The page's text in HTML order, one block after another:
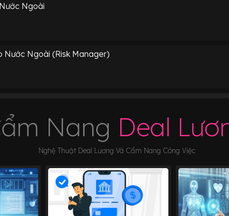
Ngoài
Nước Ngoài (Risk Manager)
Nang Deal
Nghệ Thuật Deal Lương Và Cẩm Nang Công Việc